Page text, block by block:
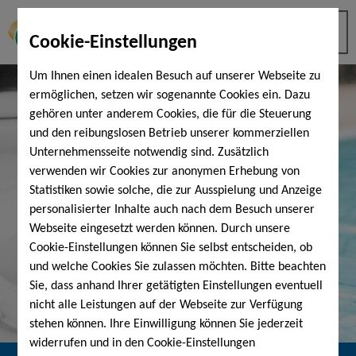
Cookie-Einstellungen
Um Ihnen einen idealen Besuch auf unserer Webseite zu
ermöglichen, setzen wir sogenannte Cookies ein. Dazu
gehören unter anderem Cookies, die für die Steuerung
und den reibungslosen Betrieb unserer kommerziellen
Unternehmensseite notwendig sind. Zusätzlich
verwenden wir Cookies zur anonymen Erhebung von
Statistiken sowie solche, die zur Ausspielung und Anzeige
personalisierter Inhalte auch nach dem Besuch unserer
Webseite eingesetzt werden können. Durch unsere
Cookie-Einstellungen können Sie selbst entscheiden, ob
und welche Cookies Sie zulassen möchten. Bitte beachten
Sie, dass anhand Ihrer getätigten Einstellungen eventuell
nicht alle Leistungen auf der Webseite zur Verfügung
stehen können. Ihre Einwilligung können Sie jederzeit
widerrufen und in den Cookie-Einstellungen